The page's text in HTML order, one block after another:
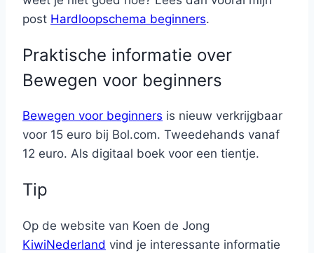
post Hardloopschema beginners.
Praktische informatie over
Bewegen voor beginners
Bewegen voor beginners is nieuw verkrijgbaar
voor 15 euro bij Bol.com. Tweedehands vanaf
12 euro. Als digitaal boek voor een tientje.
Tip
Op de website van Koen de Jong
KiwiNederland vind je interessante informatie